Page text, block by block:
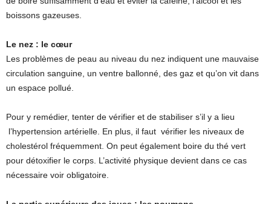
boissons gazeuses.
Le nez : le cœur
Les problèmes de peau au niveau du nez indiquent une mauvaise
circulation sanguine, un ventre ballonné, des gaz et qu’on vit dans
un espace pollué.
Pour y remédier, tenter de vérifier et de stabiliser s’il y a lieu
l’hypertension artérielle. En plus, il faut vérifier les niveaux de
cholestérol fréquemment. On peut également boire du thé vert
pour détoxifier le corps. L’activité physique devient dans ce cas
nécessaire voir obligatoire.